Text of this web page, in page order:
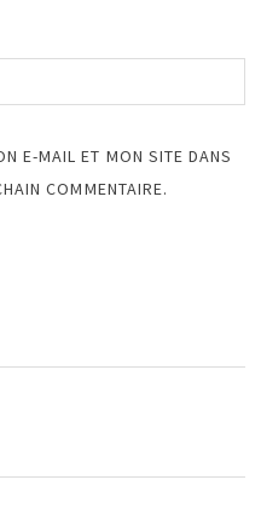
E-MAIL ET MON SITE DANS
COMMENTAIRE.